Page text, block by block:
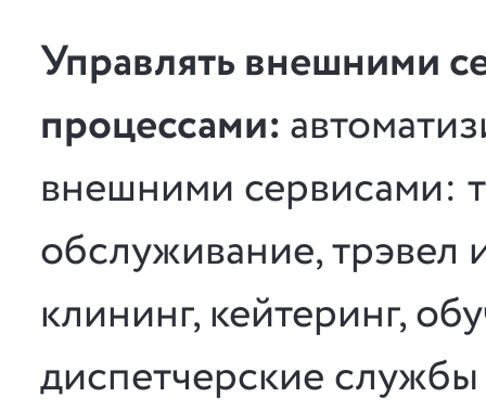
Управлять внешними
процессами:
внешними сервисами:
обслуживание, трэвел
клининг, кейтеринг,
диспетчерские